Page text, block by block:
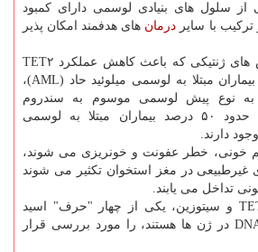
از سلول های بنیادی لوسمی دارای كمبود
درمان های هدفمند امكان پذیر
به گفته محققان، جهش های ژنتیكی كه باعث كاهش عملكرد TET۲
می گردد در ۱۰ درصد بیماران مبتلا به لوسمی میلوئید حاد (AML)،
به نوع پیش لوسمی موسوم به سندروم
میلودیسپلاستیك، و در حدود ۵۰ درصد بیماران مبتلا به لوسمی
دارند.
خونی، خطر عفونت و خونریزی می شوند،
غیرطبیعی در مغز استخوان تكثیر می شوند
تداخل می یابند.
محققان ارتباط بین TET۲ و سیتوزین، یكی از چهار "حرف" اسید
نوكلئیك كه شامل كد DNA در ژن ها هستند، را مورد بررسی قرار